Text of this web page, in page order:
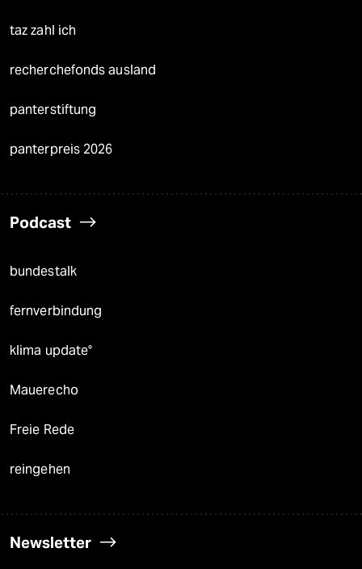
taz zahl ich
recherchefonds ausland
panterstiftung
panterpreis 2026
Podcast
bundestalk
fernverbindung
klima update°
Mauerecho
Freie Rede
reingehen
Newsletter